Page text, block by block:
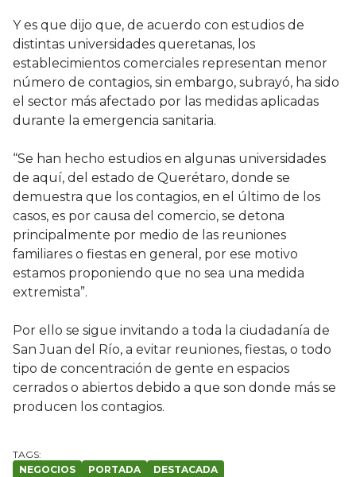
Y es que dijo que, de acuerdo con estudios de
distintas universidades queretanas, los
establecimientos comerciales representan menor
número de contagios, sin embargo, subrayó, ha sido
el sector más afectado por las medidas aplicadas
durante la emergencia sanitaria.
“Se han hecho estudios en algunas universidades
de aquí, del estado de Querétaro, donde se
demuestra que los contagios, en el último de los
casos, es por causa del comercio, se detona
principalmente por medio de las reuniones
familiares o fiestas en general, por ese motivo
estamos proponiendo que no sea una medida
extremista”.
Por ello se sigue invitando a toda la ciudadanía de
San Juan del Río, a evitar reuniones, fiestas, o todo
tipo de concentración de gente en espacios
cerrados o abiertos debido a que son donde más se
producen los contagios.
NEGOCIOS PORTADA DESTACADA